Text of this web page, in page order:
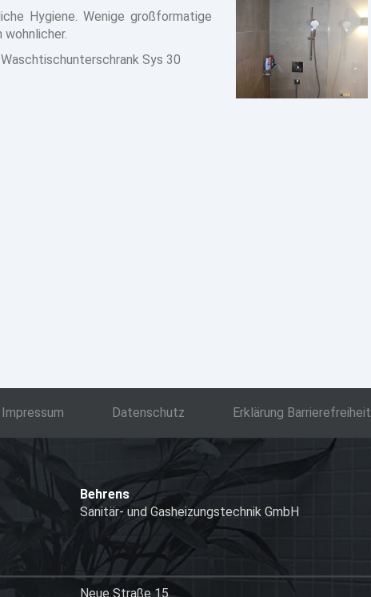
Hygiene. Wenige großformatige
wohnlicher.
Sys 30
Impressum Datenschutz Erklärung Barrierefreiheit
Behrens
Sanitär- und Gasheizungstechnik GmbH
Neue Straße 15